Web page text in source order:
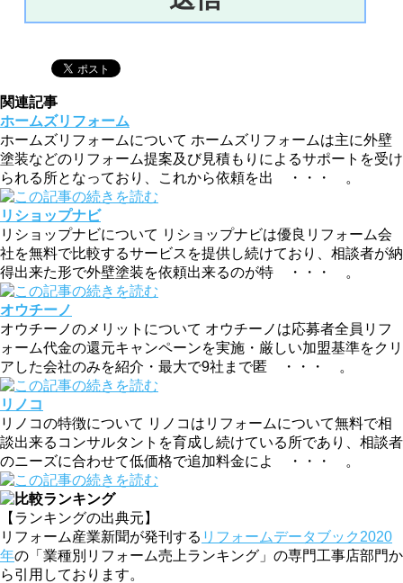
関連記事
ホームズリフォーム
ホームズリフォームについて ホームズリフォームは主に外壁
塗装などのリフォーム提案及び見積もりによるサポートを受け
られる所となっており、これから依頼を出 ・・・ 。
リショップナビ
リショップナビについて リショップナビは優良リフォーム会
社を無料で比較するサービスを提供し続けており、相談者が納
得出来た形で外壁塗装を依頼出来るのが特 ・・・ 。
オウチーノ
オウチーノのメリットについて オウチーノは応募者全員リフ
ォーム代金の還元キャンペーンを実施・厳しい加盟基準をクリ
アした会社のみを紹介・最大で9社まで匿 ・・・ 。
リノコ
リノコの特徴について リノコはリフォームについて無料で相
談出来るコンサルタントを育成し続けている所であり、相談者
のニーズに合わせて低価格で追加料金によ ・・・ 。
【ランキングの出典元】
リフォーム産業新聞が発刊する リフォームデータブック2020
年の「業種別リフォーム売上ランキング」の専門工事店部門か
ら引用しております。